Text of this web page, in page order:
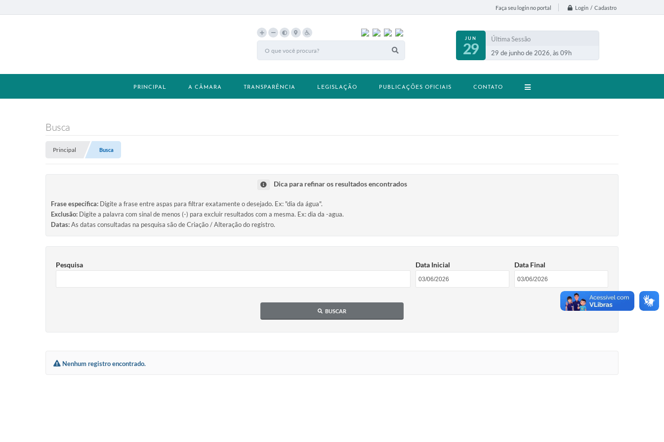
Faça seu login no portal Login / Cadastro
JUN
29
Última Sessão
29 de junho de 2026, às 09h
PRINCIPAL A CÂMARA TRANSPARÊNCIA LEGISLAÇÃO PUBLICAÇÕES OFICIAIS CONTATO
Busca
Principal Busca
Dica para refinar os resultados encontrados
Frase específica: Digite a frase entre aspas para filtrar exatamente o desejado. Ex: "dia da água".
Exclusão: Digite a palavra com sinal de menos (-) para excluir resultados com a mesma. Ex: dia da -agua.
Datas:As datas consultadas na pesquisa são de Criação / Alteração do registro.
Pesquisa Data Inicial Data Final
BUSCAR
Nenhum registro encontrado.